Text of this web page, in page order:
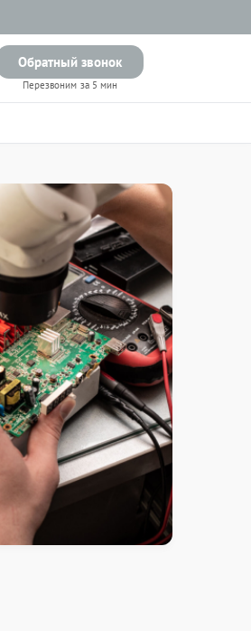
Обратный звонок
Перезвоним за 5 мин